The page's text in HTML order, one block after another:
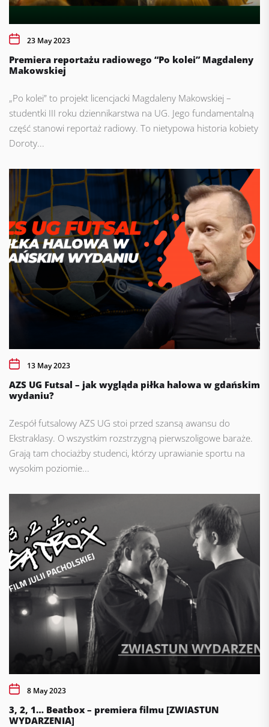
23 May 2023
Premiera reportażu radiowego “Po kolei” Magdaleny
Makowskiej
„Po kolei” to projekt licencjacki Magdaleny Makowskiej –
studentki III roku dziennikarstwa na UG. Jego fundamentalną
część stanowi reportaż radiowy. To nietypowa historia kobiety
Doroty...
13 May 2023
AZS UG Futsal – jak wygląda piłka halowa w gdańskim
wydaniu?
Zespół futsalowy AZS UG stoi przed szansą awansu do
Ekstraklasy. O wszystkim rozstrzygną pierwszoligowe baraże.
Grają tam chociażby studenci, którzy uprawianie sportu na
wysokim poziomie...
8 May 2023
3, 2, 1… Beatbox – premiera filmu [ZWIASTUN
WYDARZENIA]